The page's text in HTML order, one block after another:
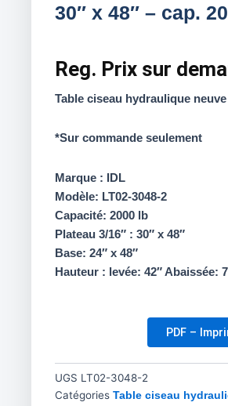
30″ x 48″ – cap.
Reg. Prix sur
Table ciseau hydraulique neuve
*Sur commande seulement
Marque : IDL
Modèle: LT02-3048-2
Capacité: 2000 lb
Plateau 3/16″ : 30″ x 48″
Base: 24″ x 48″
Hauteur : levée: 42″ Abaissée:
PDF –
UGS LT02-3048-2
Catégories Table ciseau